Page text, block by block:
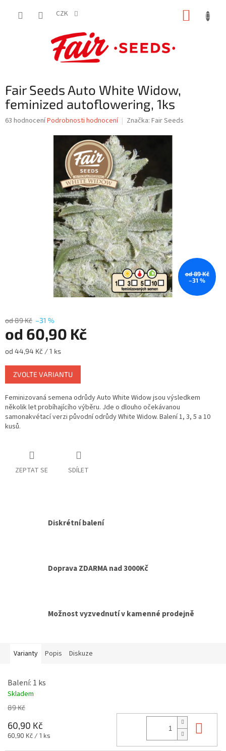
CZK
Fair Seeds Auto White Widow,
feminized autoflowering, 1ks
Průměrné
63 hodnoceníPodrobnosti hodnocení Značka: Fair Seeds
od 89 Kč
–31 %
od 89 Kč –31 %
od 60,90 Kč
Měrná
od 44,94 Kč / 1 ks
ZVOLTE VARIANTU
Feminizovaná semena odrůdy Auto White Widow jsou výsledkem
několik let probíhajícího výběru. Jde o dlouho očekávanou
samonakvétací verzi původní odrůdy White Widow. Balení 1, 3, 5 a 10
kusů.
ZEPTAT SE SDÍLET
Diskrétní balení
Doprava ZDARMA nad 3000Kč
Možnost vyzvednutí v kamenné prodejně
Varianty Popis Diskuze
Balení: 1 ks
Skladem
89 Kč
60,90 Kč
Měrná
60,90 Kč / 1 ks